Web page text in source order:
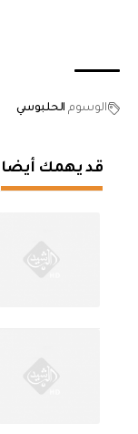
الوسوم الحلبوسي
قد يهمك أيضا